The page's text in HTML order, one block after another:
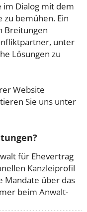
im Dialog mit dem
zu bemühen. Ein
Breitungen
unter
Lösungen zu
Website
Sie uns unter
für Ehevertrag
Kanzleiprofil
Mandate über das
beim Anwalt-